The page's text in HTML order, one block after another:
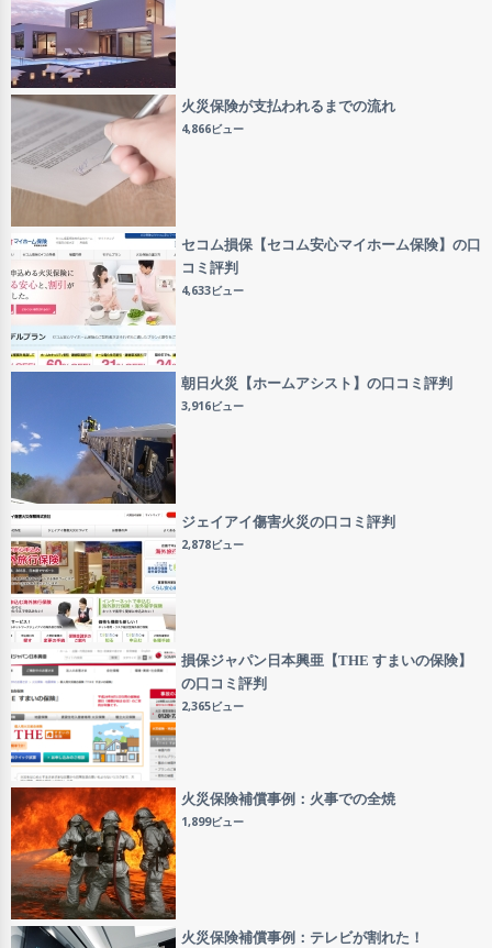
火災保険が支払われるまでの流れ
4,866ビュー
セコム損保【セコム安心マイホーム保険】の口
コミ評判
4,633ビュー
朝日火災【ホームアシスト】の口コミ評判
3,916ビュー
ジェイアイ傷害火災の口コミ評判
2,878ビュー
損保ジャパン日本興亜【THE すまいの保険】
の口コミ評判
2,365ビュー
火災保険補償事例：火事での全焼
1,899ビュー
火災保険補償事例：テレビが割れた！